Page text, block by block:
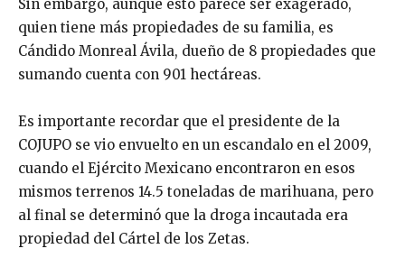
Sin embargo, aunque esto parece ser exagerado,
quien tiene más propiedades de su familia, es
Cándido Monreal Ávila, dueño de 8 propiedades que
sumando cuenta con 901 hectáreas.
Es importante recordar que el presidente de la
COJUPO se vio envuelto en un escandalo en el 2009,
cuando el Ejército Mexicano encontraron en esos
mismos terrenos 14.5 toneladas de marihuana, pero
al final se determinó que la droga incautada era
propiedad del Cártel de los Zetas.